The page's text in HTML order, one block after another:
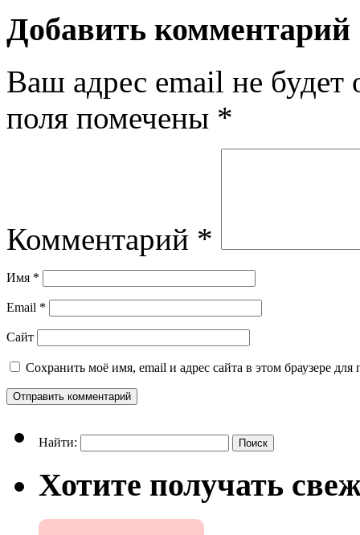
Добавить комментарий
Ваш адрес email не будет
поля помечены *
Комментарий *
Имя *
Email *
Сайт
Сохранить моё имя, email и адрес сайта в этом браузере
Найти:
Хотите получать